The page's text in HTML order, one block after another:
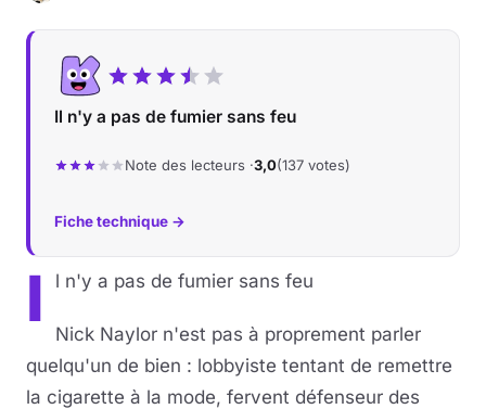
Il n'y a pas de fumier sans feu
Note des lecteurs ·3,0(137 votes)
Fiche technique →
I l n'y a pas de fumier sans feu
Nick Naylor n'est pas à proprement parler
quelqu'un de bien : lobbyiste tentant de remettre
la cigarette à la mode, fervent défenseur des